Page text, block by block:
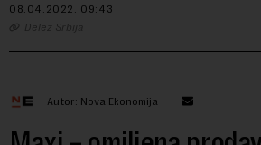
08.04.2022. 09:43
Delez Srbija
Autor: Nova Ekonomija